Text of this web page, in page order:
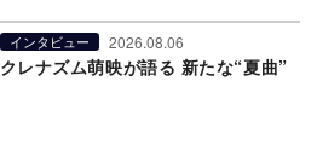
インタビュー 2026.08.06
クレナズム萌映が語る 新たな“夏曲”